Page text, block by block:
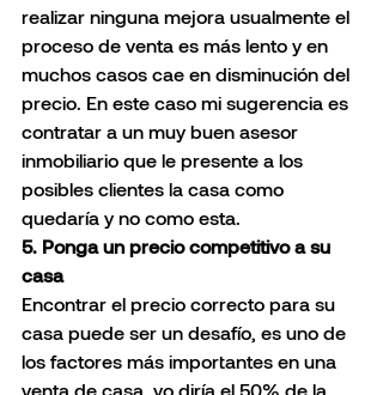
realizar ninguna mejora usualmente el
proceso de venta es más lento y en
muchos casos cae en disminución del
precio. En este caso mi sugerencia es
contratar a un muy buen asesor
inmobiliario que le presente a los
posibles clientes la casa como
quedaría y no como esta.
5. Ponga un precio competitivo a su
casa
Encontrar el precio correcto para su
casa puede ser un desafío, es uno de
los factores más importantes en una
venta de casa, yo diría el 50% de la